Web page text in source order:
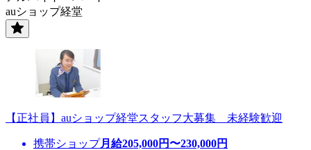
auショップ経堂
【正社員】auショップ経堂スタッフ大募集 未経験歓迎
携帯ショップ月給205,000円〜230,000円